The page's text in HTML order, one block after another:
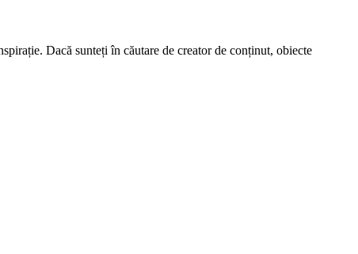
Dacă sunteți în căutare de creator de conținut, obiecte